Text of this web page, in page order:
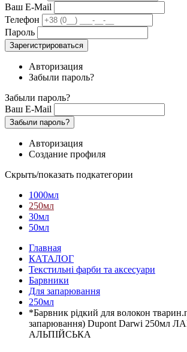
Ваш E-Mail
Телефон
Пароль
Зарегистрироваться
Авторизация
Забыли пароль?
Забыли пароль?
Ваш E-Mail
Забыли пароль?
Авторизация
Создание профиля
Скрыть/показать подкатегории
1000мл
250мл
30мл
50мл
Главная
КАТАЛОГ
Текстильні фарби та аксесуари
Барвники
Для запарювання
250мл
*Барвник рідкий для волокон
запарювання) Dupont Darwi 250мл
АЛЬПІЙСЬКА